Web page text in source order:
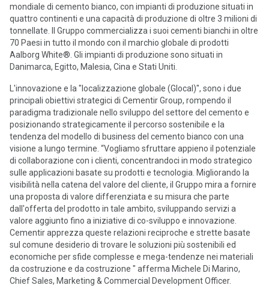
mondiale di cemento bianco, con impianti di produzione situati in
quattro continenti e una capacità di produzione di oltre 3 milioni di
tonnellate. Il Gruppo commercializza i suoi cementi bianchi in oltre
70 Paesi in tutto il mondo con il marchio globale di prodotti
Aalborg White®. Gli impianti di produzione sono situati in
Danimarca, Egitto, Malesia, Cina e Stati Uniti.
L'innovazione e la "localizzazione globale (Glocal)", sono i due
principali obiettivi strategici di Cementir Group, rompendo il
paradigma tradizionale nello sviluppo del settore del cemento e
posizionando strategicamente il percorso sostenibile e la
tendenza del modello di business del cemento bianco con una
visione a lungo termine. “Vogliamo sfruttare appieno il potenziale
di collaborazione con i clienti, concentrandoci in modo strategico
sulle applicazioni basate su prodotti e tecnologia. Migliorando la
visibilità nella catena del valore del cliente, il Gruppo mira a fornire
una proposta di valore differenziata e su misura che parte
dall'offerta del prodotto in tale ambito, sviluppando servizi a
valore aggiunto fino a iniziative di co-sviluppo e innovazione.
Cementir apprezza queste relazioni reciproche e strette basate
sul comune desiderio di trovare le soluzioni più sostenibili ed
economiche per sfide complesse e mega-tendenze nei materiali
da costruzione e da costruzione " afferma Michele Di Marino,
Chief Sales, Marketing & Commercial Development Officer.